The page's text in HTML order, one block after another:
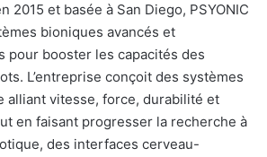
2015 et basée à San Diego, PSYONIC
bioniques avancés et
pour booster les capacités des
L’entreprise conçoit des systèmes
alliant vitesse, force, durabilité et
en faisant progresser la recherche à
des interfaces cerveau-